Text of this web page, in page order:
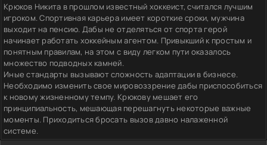
Крюков Никита в прошлом известный хоккеист, считался лучшим
игроком. Спортивная карьера имеет короткие сроки, мужчина
выходит на пенсию. Дабы не отделяться от спорта герой
начинает работать хоккейным агентом. Привыкший к простым и
понятным правилам, на этом с виду легком пути оказалось
множество подводных камней.
Иные стандарты вызывают сложность адаптации в бизнесе.
Необходимо изменить свое мировоззрение дабы приспособиться
к новому жизненному темпу. Крюкову мешает его
принципиальность, мешающая перешагнуть некоторые важные
моменты. Приходиться бросать вызов давно налаженной
системе.